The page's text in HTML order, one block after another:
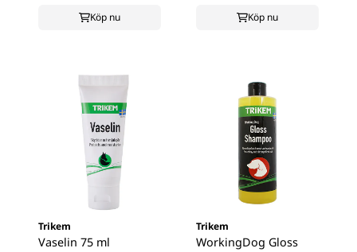
Köp nu
Köp nu
Trikem
Vaselin 75 ml
Trikem
WorkingDog Gloss